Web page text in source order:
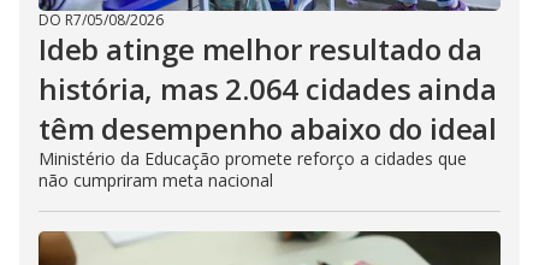
DO R7/05/08/2026
Ideb atinge melhor resultado da
história, mas 2.064 cidades ainda
têm desempenho abaixo do ideal
Ministério da Educação promete reforço a cidades que
não cumpriram meta nacional